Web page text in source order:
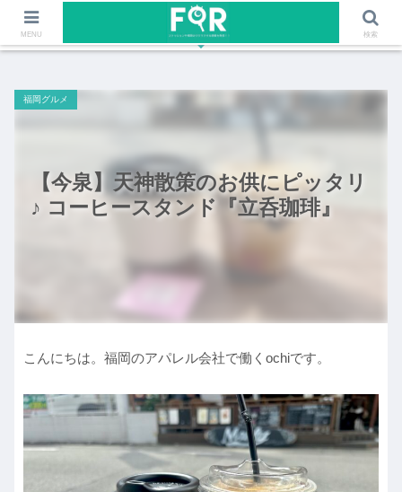
ファッションや福岡のワクワクする情報を発信！！
【今泉】天神散策のお供にピッタリ
♪ コーヒースタンド『立呑珈琲』
福岡グルメ
こんにちは。福岡のアパレル会社で働くochiです。
MENU 検索